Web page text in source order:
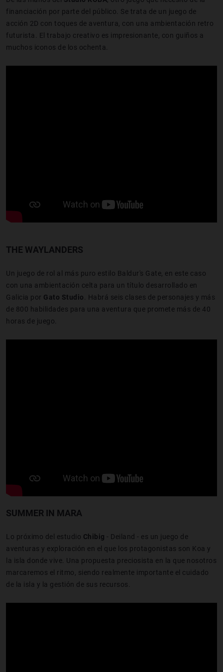
financiación por parte del público. Se trata de un juego de
acción 2D con toques de aventura, con una ambientación retro
futurista. El trabajo creativo es impresionante, con guiños a
muchos iconos de los ochenta.
THE WAYLANDERS
Un juego de rol al más puro estilo Baldur's Gate, en este caso
con una ambientación celta para un título desarrollado en
Galicia por Gato Studio . Habrá seis clases de personajes y más
de 800 habilidades para una aventura que promete más de 40
horas de juego.
SUMMER IN MARA
Lo próximo del estudio Chibig - Deiland - es un juego de
aventuras y exploración en el que los protagonistas son Koa y
la isla donde vive. Una propuesta preciosista en la que nosotros
marcaremos el ritmo, siendo realmente importante el cuidado
de la isla y la gestión de sus recursos.